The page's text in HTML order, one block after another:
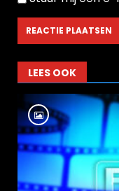
LEES OOK